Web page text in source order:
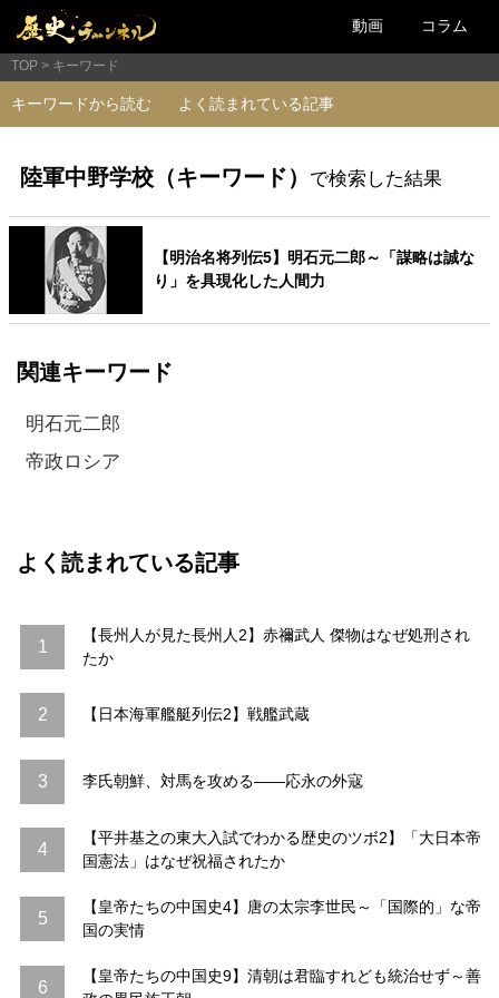
動画 コラム
TOP キーワード
キーワードから読む よく読まれている記事
陸軍中野学校（キーワード） で検索した結果
【明治名将列伝5】明石元二郎～「謀略は誠な
り」を具現化した人間力
関連キーワード
明石元二郎
帝政ロシア
よく読まれている記事
1
【長州人が見た長州人2】赤禰武人 傑物はなぜ処刑され
たか
2 【日本海軍艦艇列伝2】戦艦武蔵
3 李氏朝鮮、対馬を攻める――応永の外寇
4
【平井基之の東大入試でわかる歴史のツボ2】「大日本帝
国憲法」はなぜ祝福されたか
5
【皇帝たちの中国史4】唐の太宗李世民～「国際的」な帝
国の実情
6
【皇帝たちの中国史9】清朝は君臨すれども統治せず～善